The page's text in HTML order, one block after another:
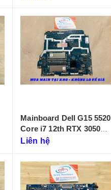
Mainboard Dell G15 5520
Core i7 12th RTX 3050
LA-655P
Liên hệ